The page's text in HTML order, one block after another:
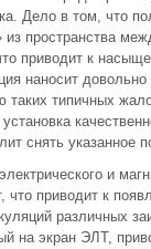
Дело в том, что
пространства
приводит к
наносит довольно
типичных
снять указанное
и
что приводит к
различных
на экран ЭЛТ,